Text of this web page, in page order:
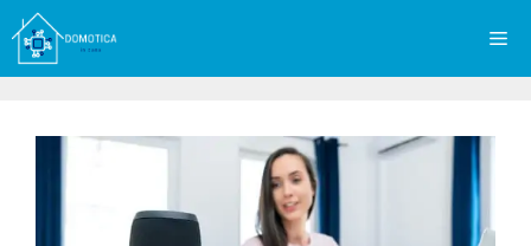
Vai
al
contenuto